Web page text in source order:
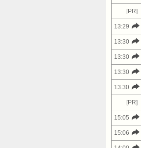
[PR]
13:29
13:30
13:30
13:30
13:30
[PR]
15:05
15:06